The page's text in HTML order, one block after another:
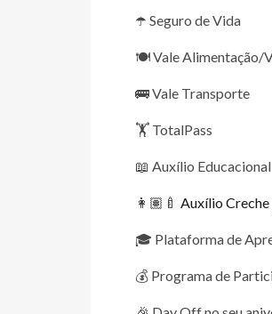
☂️ Seguro de Vida
🍽️ Vale Alimentação/
🚌 Vale Transporte
🏋️ TotalPass
📖 Auxílio Educacional
👩🏽‍🍼 Auxílio Creche
🎓 Plataforma de
💰 Programa de